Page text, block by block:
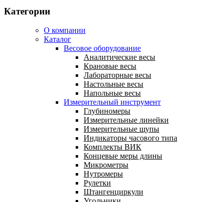
Категории
О компании
Каталог
Весовое оборудование
Аналитические весы
Крановые весы
Лабораторные весы
Настольные весы
Напольные весы
Измерительный инструмент
Глубиномеры
Измерительные линейки
Измерительные щупы
Индикаторы часового типа
Комплекты ВИК
Концевые меры длины
Микрометры
Нутромеры
Рулетки
Штангенциркули